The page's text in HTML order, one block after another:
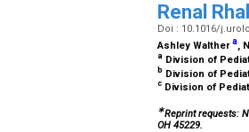
Renal
Doi : 10.1016/
Ashley Walthera,
a Division of
b Division of
c Division of
∗Reprint requests:
OH 45229.